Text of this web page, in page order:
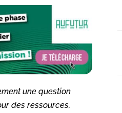
une question
des ressources,